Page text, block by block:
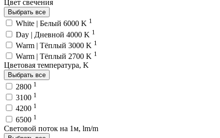
Цвет свечения
Выбрать все
White | Белый 6000 K 1
Day | Дневной 4000 K 1
Warm | Тёплый 3000 K 1
Warm | Тёплый 2700 K 1
Цветовая температура, K
Выбрать все
2800 1
3100 1
4200 1
6500 1
Световой поток на 1м, lm/m